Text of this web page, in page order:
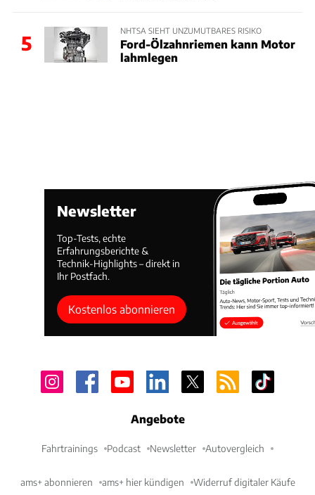
5
NHTSA SIEHT UNZUMUTBARES RISIKO
Ford-Ölzahnriemen kann Motor
lahmlegen
Newsletter
Top-Tests, echte
Erfahrungsberichte &
Technik-Highlights – direkt in
Ihr Postfach.
Kostenlos abonnieren
Angebote
Fahrtrainings Podcast Newsletter Autovergleich
ams+ abonnieren ams+ hier kündigen Widerruf digitaler Käufe